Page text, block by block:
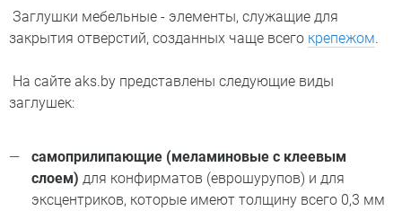
Заглушки мебельные - элементы, служащие для
закрытия отверстий, созданных чаще всего крепежом.
На сайте aks.by представлены следующие виды
заглушек:
самоприлипающие (меламиновые с клеевым
слоем) для конфирматов (еврошурупов) и для
эксцентриков, которые имеют толщину всего 0,3 мм